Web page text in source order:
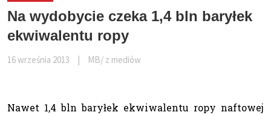
Na wydobycie czeka 1,4 bln baryłek
ekwiwalentu ropy
16 września 2013 MB/ z mediów
Nawet 1,4 bln baryłek ekwiwalentu ropy naftowej